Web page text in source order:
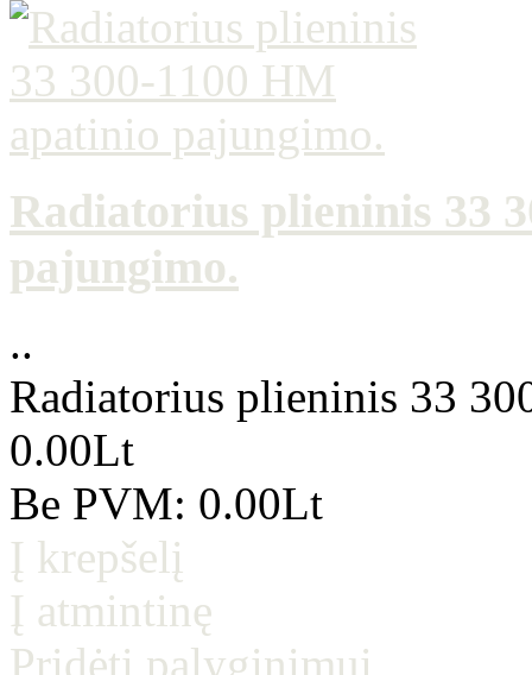
Radiatorius plieninis 33
pajungimo.
..
Radiatorius plieninis 33
0.00Lt
Be PVM: 0.00Lt
Į krepšelį
Į atmintinę
Pridėti palyginimui